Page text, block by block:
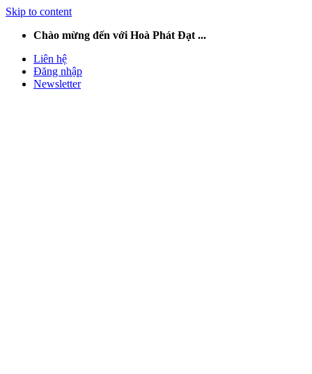
Skip to content
Chào mừng đến với Hoà Phát Đạt ...
Liên hệ
Đăng nhập
Newsletter